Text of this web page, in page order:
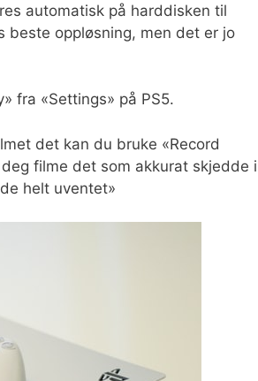
automatisk på harddisken til
beste oppløsning, men det er jo
fra «Settings» på PS5.
det kan du bruke «Record
filme det som akkurat skjedde i
helt uventet»